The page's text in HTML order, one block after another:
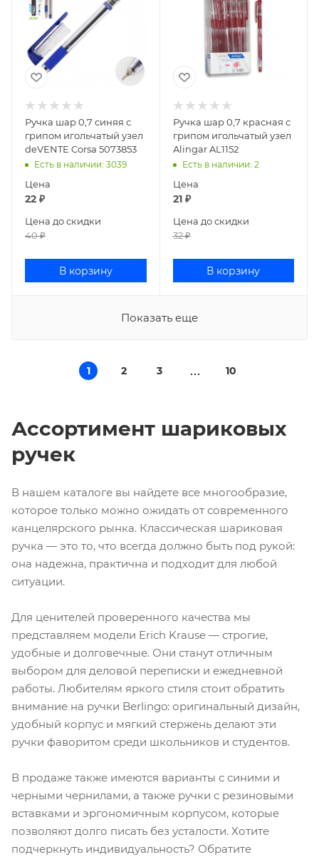
Ручка шар 0,7 синяя с
грипом игольчатый узел
deVENTE Corsa 5073853
Есть в наличии: 3039
Цена
22 ₽
Цена до скидки
40₽
В корзину
Ручка шар 0,7 красная с
грипом игольчатый узел
Alingar AL1152
Есть в наличии: 2
Цена
21₽
Цена до скидки
32₽
В корзину
Показать еще
1 2 3 10
Ассортимент шариковых
ручек
В нашем каталоге вы найдете все многообразие,
которое только можно ожидать от современного
канцелярского рынка. Классическая шариковая
ручка — это то, что всегда должно быть под рукой:
она надежна, практична и подходит для любой
ситуации.
Для ценителей проверенного качества мы
представляем модели Erich Krause — строгие,
удобные и долговечные. Они станут отличным
выбором для деловой переписки и ежедневной
работы. Любителям яркого стиля стоит обратить
внимание на ручки Berlingo: оригинальный дизайн,
удобный корпус и мягкий стержень делают эти
ручки фаворитом среди школьников и студентов.
В продаже также имеются варианты с синими и
черными чернилами, а также ручки с резиновыми
вставками и эргономичным корпусом, которые
позволяют долго писать без усталости. Хотите
подчеркнуть индивидуальность? Обратите